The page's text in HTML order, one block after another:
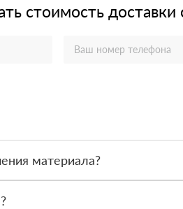
стоимость
материала?